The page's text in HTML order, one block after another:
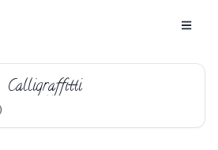
Calligraffitti